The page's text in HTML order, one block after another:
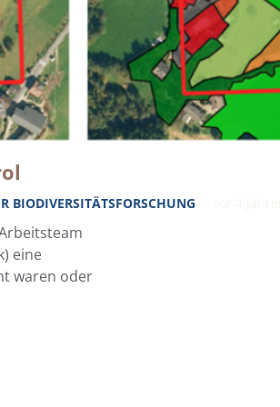
BIODIVERSITÄTSFORSCHUNG
eine
waren oder